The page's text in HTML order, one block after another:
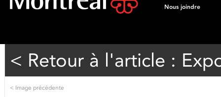
Nous joindre
< Retour à l'article :
< Image précédente